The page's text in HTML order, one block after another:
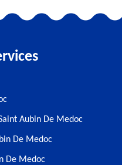
Aubin De Medoc
De Medoc
De Medoc